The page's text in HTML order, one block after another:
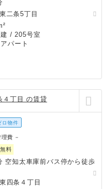
二条5丁目
/ 205号室
パート
４丁目 の賃貸
ロ物件
理費 －
無料
空知太車庫前バス停から徒歩
四条４丁目